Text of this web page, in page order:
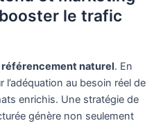
le trafic
référencement naturel. En
au besoin réel de
enrichis. Une stratégie de
génère non seulement